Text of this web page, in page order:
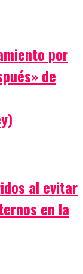
por
de
al evitar
en la